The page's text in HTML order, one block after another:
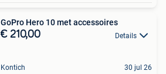
GoPro Hero 10 met accessoires
€ 210,00 Details
Kontich 30 jul 26